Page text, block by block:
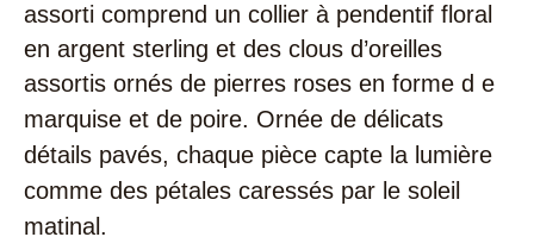
assorti comprend un collier à pendentif floral
en argent sterling et des clous d’oreilles
assortis ornés de pierres roses en forme d e
marquise et de poire. Ornée de délicats
détails pavés, chaque pièce capte la lumière
comme des pétales caressés par le soleil
matinal.